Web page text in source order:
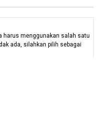
harus menggunakan salah satu
ada, silahkan pilih sebagai